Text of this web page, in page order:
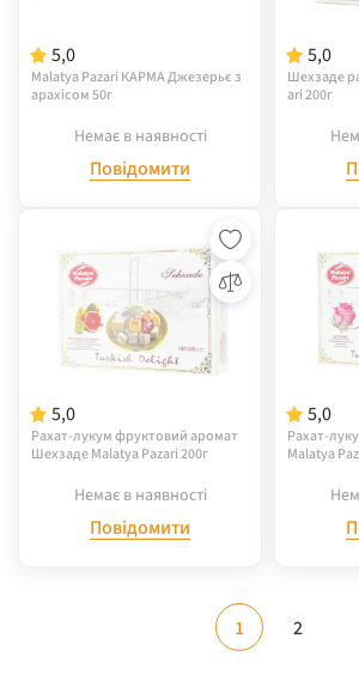
5,0
Malatya Pazari КАРМА Джезерьє з
арахісом 50г
Немає в наявності
Повідомити
5,0
Шехзаде
ari 200г
5,0
Рахат-лукум фруктовий аромат
Шехзаде Malatya Pazari 200г
Немає в наявності
Повідомити
5,0
Рахат-
Malatya
1 2